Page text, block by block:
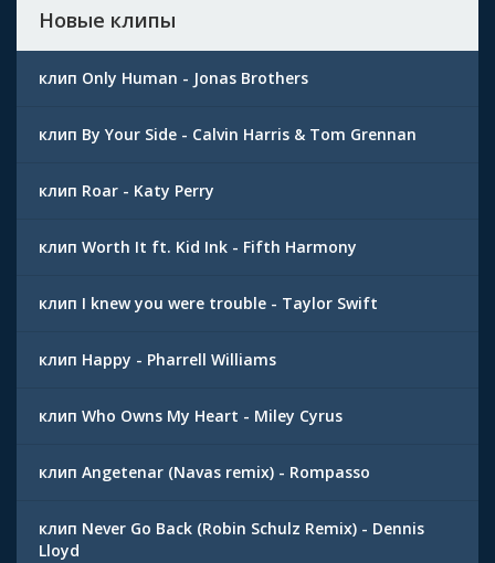
Новые клипы
клип Only Human - Jonas Brothers
клип By Your Side - Calvin Harris & Tom Grennan
клип Roar - Katy Perry
клип Worth It ft. Kid Ink - Fifth Harmony
клип I knew you were trouble - Taylor Swift
клип Happy - Pharrell Williams
клип Who Owns My Heart - Miley Cyrus
клип Angetenar (Navas remix) - Rompasso
клип Never Go Back (Robin Schulz Remix) - Dennis
Lloyd